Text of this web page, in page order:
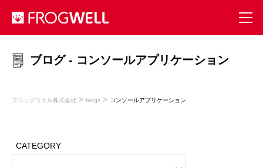
ブログ - コンソールアプリケーション
フロッグウェル株式会社 > blogs > コンソールアプリケーション
CATEGORY